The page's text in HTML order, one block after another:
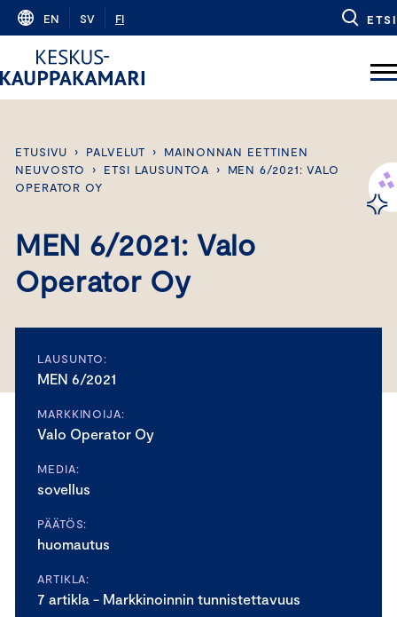
Skip
content
EN SV FI ETSI
ETUSIVU › PALVELUT ›
MAINONNAN EETTINEN
NEUVOSTO
› ETSI LAUSUNTOA ›
MEN 6/2021: VALO
OPERATOR OY
MEN 6/2021: Valo
Operator Oy
LAUSUNTO:
MEN 6/2021
MARKKINOIJA:
Valo Operator Oy
MEDIA:
sovellus
PÄÄTÖS:
huomautus
ARTIKLA:
7 artikla - Markkinoinnin tunnistettavuus